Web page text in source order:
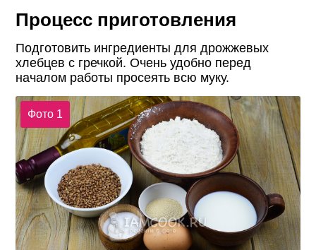
Процесс приготовления
Подготовить ингредиенты для дрожжевых
хлебцев с гречкой. Очень удобно перед
началом работы просеять всю муку.
Фото 1